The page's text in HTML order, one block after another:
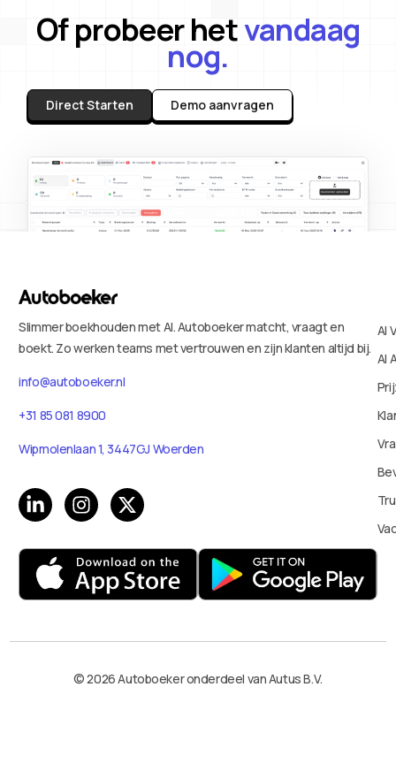
Of probeer hetvandaag
nog.
Direct Starten Demo aanvragen
Slimmer boekhouden met AI. Autoboeker matcht, vraagt en
boekt. Zo werken teams met vertrouwen en zijn klanten altijd bij.
info@autoboeker.nl
+31 85 081 8900
Wipmolenlaan 1, 3447GJ Woerden
AI
AI
© 2026 Autoboeker onderdeel van Autus B.V.